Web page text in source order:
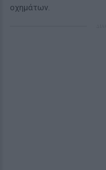
οχημάτων.